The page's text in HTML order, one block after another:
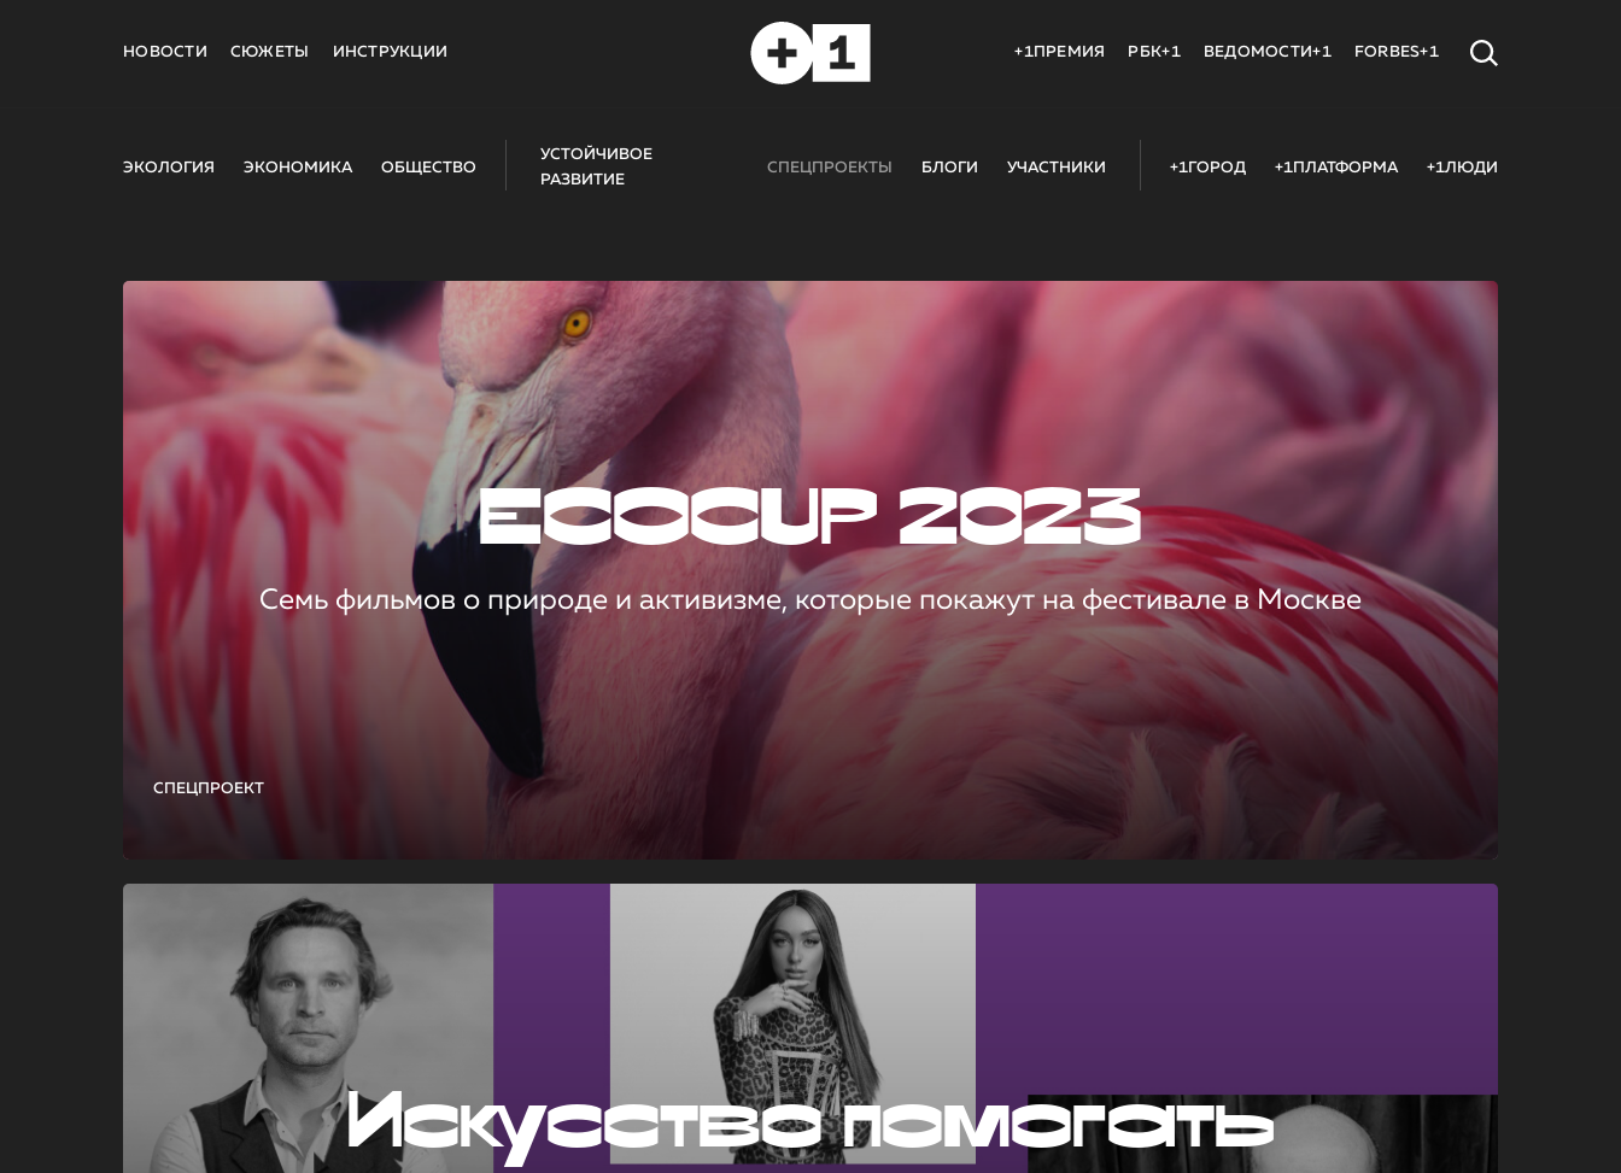
НОВОСТИ СЮЖЕТЫ ИНСТРУКЦИИ +1ПРЕМИЯ РБК+1 ВЕДОМОСТИ+1 FORBES+1
ЭКОЛОГИЯ ЭКОНОМИКА ОБЩЕСТВО
УСТОЙЧИВОЕ
РАЗВИТИЕ
СПЕЦПРОЕКТЫ БЛОГИ УЧАСТНИКИ +1ГОРОД +1ПЛАТФОРМА +1ЛЮДИ
СПЕЦПРОЕКТ
ECOCUP 2023
Семь фильмов о природе и активизме, которые покажут на фестивале в Москве
Искусство помогать